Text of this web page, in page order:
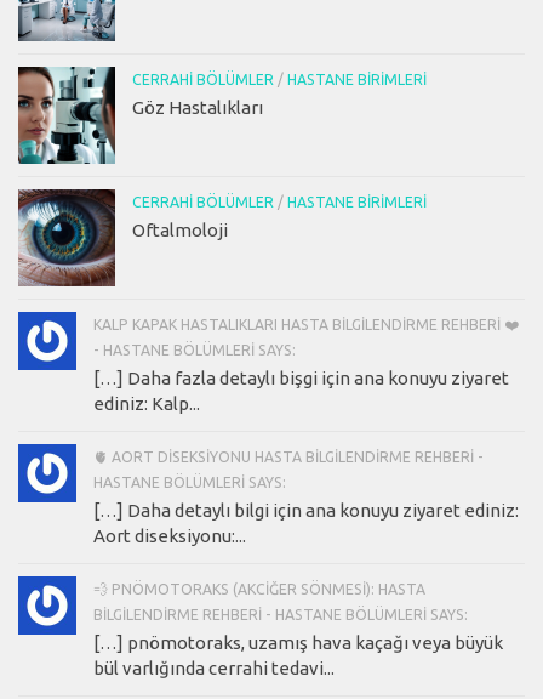
CERRAHI BÖLÜMLER / HASTANE BIRIMLERI
Göz Hastalıkları
CERRAHI BÖLÜMLER / HASTANE BIRIMLERI
Oftalmoloji
KALP KAPAK HASTALIKLARI HASTA BILGILENDIRME REHBERI ❤️
- HASTANE BÖLÜMLERI SAYS:
[…] Daha fazla detaylı bişgi için ana konuyu ziyaret
ediniz: Kalp...
🫀 AORT DISEKSIYONU HASTA BILGILENDIRME REHBERI -
HASTANE BÖLÜMLERI SAYS:
[…] Daha detaylı bilgi için ana konuyu ziyaret ediniz:
Aort diseksiyonu:...
💨 PNÖMOTORAKS (AKCIĞER SÖNMESI): HASTA
BILGILENDIRME REHBERI - HASTANE BÖLÜMLERI SAYS:
[…] pnömotoraks, uzamış hava kaçağı veya büyük
bül varlığında cerrahi tedavi...